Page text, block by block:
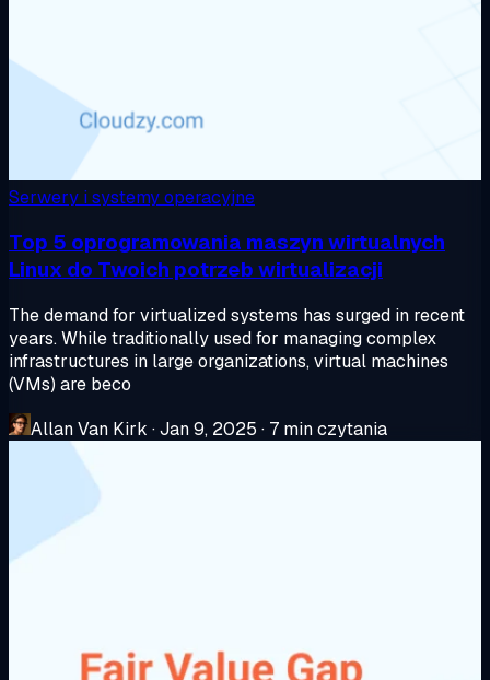
Serwery i systemy operacyjne
Top 5 oprogramowania maszyn wirtualnych
Linux do Twoich potrzeb wirtualizacji
The demand for virtualized systems has surged in recent
years. While traditionally used for managing complex
infrastructures in large organizations, virtual machines
(VMs) are beco
Allan Van Kirk ·Jan 9, 2025 · 7 min czytania